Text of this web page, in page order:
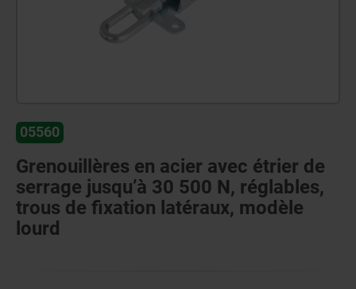
05560
Grenouillères en acier avec étrier de
serrage jusqu’à 30 500 N, réglables,
trous de fixation latéraux, modèle
lourd